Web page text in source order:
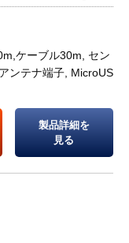
ケーブル30m, セン
ンテナ端子, MicroUS
製品詳細を
見る